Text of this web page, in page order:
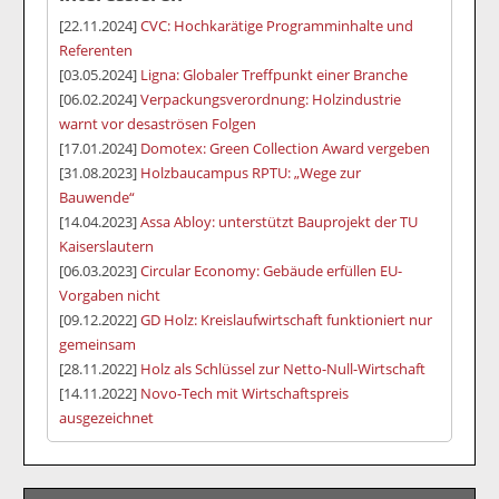
[22.11.2024]CVC: Hochkarätige Programminhalte und
Referenten
[03.05.2024] Ligna: Globaler Treffpunkt einer Branche
[06.02.2024]Verpackungsverordnung: Holzindustrie
warnt vor desaströsen Folgen
[17.01.2024] Domotex: Green Collection Award vergeben
[31.08.2023] Holzbaucampus RPTU: „Wege zur
Bauwende“
[14.04.2023]Assa Abloy: unterstützt Bauprojekt der TU
Kaiserslautern
[06.03.2023]Circular Economy: Gebäude erfüllen EU-
Vorgaben nicht
[09.12.2022]GD Holz: Kreislaufwirtschaft funktioniert nur
gemeinsam
[28.11.2022] Holz als Schlüssel zur Netto-Null-Wirtschaft
[14.11.2022] Novo-Tech mit Wirtschaftspreis
ausgezeichnet